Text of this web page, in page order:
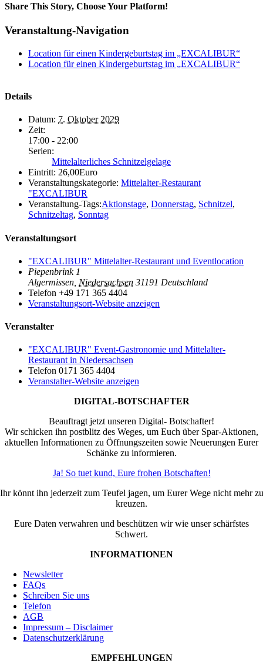
Share This Story, Choose Your Platform!
Veranstaltung-Navigation
Location für einen Kindergeburtstag im „EXCALIBUR“
Location für einen Kindergeburtstag im „EXCALIBUR“
Details
Datum: 7. Oktober 2029
Zeit:
17:00 - 22:00
Serien:
Mittelalterliches Schnitzelgelage
Eintritt: 26,00Euro
Veranstaltungskategorie: Mittelalter-Restaurant
"EXCALIBUR
Veranstaltung-Tags:Aktionstage, Donnerstag, Schnitzel,
Schnitzeltag, Sonntag
Veranstaltungsort
"EXCALIBUR" Mittelalter-Restaurant und Eventlocation
Piepenbrink 1
Algermissen Niedersachsen 31191 Deutschland
Telefon +49 171 365 4404
Veranstaltungsort-Website anzeigen
Veranstalter
"EXCALIBUR" Event-Gastronomie und Mittelalter-
Restaurant in Niedersachsen
Telefon 0171 365 4404
Veranstalter-Website anzeigen
DIGITAL-BOTSCHAFTER
Beauftragt jetzt unseren Digital- Botschafter!
Wir schicken ihn postblitz des Weges, um Euch über Spar-Aktionen,
aktuellen Informationen zu Öffnungszeiten sowie Neuerungen Eurer
Schänke zu informieren.
Ja! So tuet kund, Eure frohen Botschaften!
Ihr könnt ihn jederzeit zum Teufel jagen, um Eurer Wege nicht mehr zu
kreuzen.
Eure Daten verwahren und beschützen wir wie unser schärfstes
Schwert.
INFORMATIONEN
Newsletter
FAQs
Schreiben Sie uns
Telefon
AGB
Impressum – Disclaimer
Datenschutzerklärung
EMPFEHLUNGEN